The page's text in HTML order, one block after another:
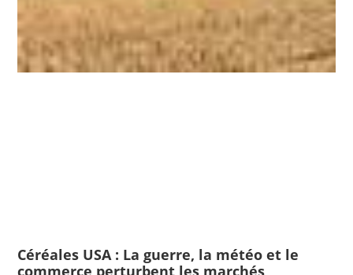
Céréales USA : La guerre, la météo et le